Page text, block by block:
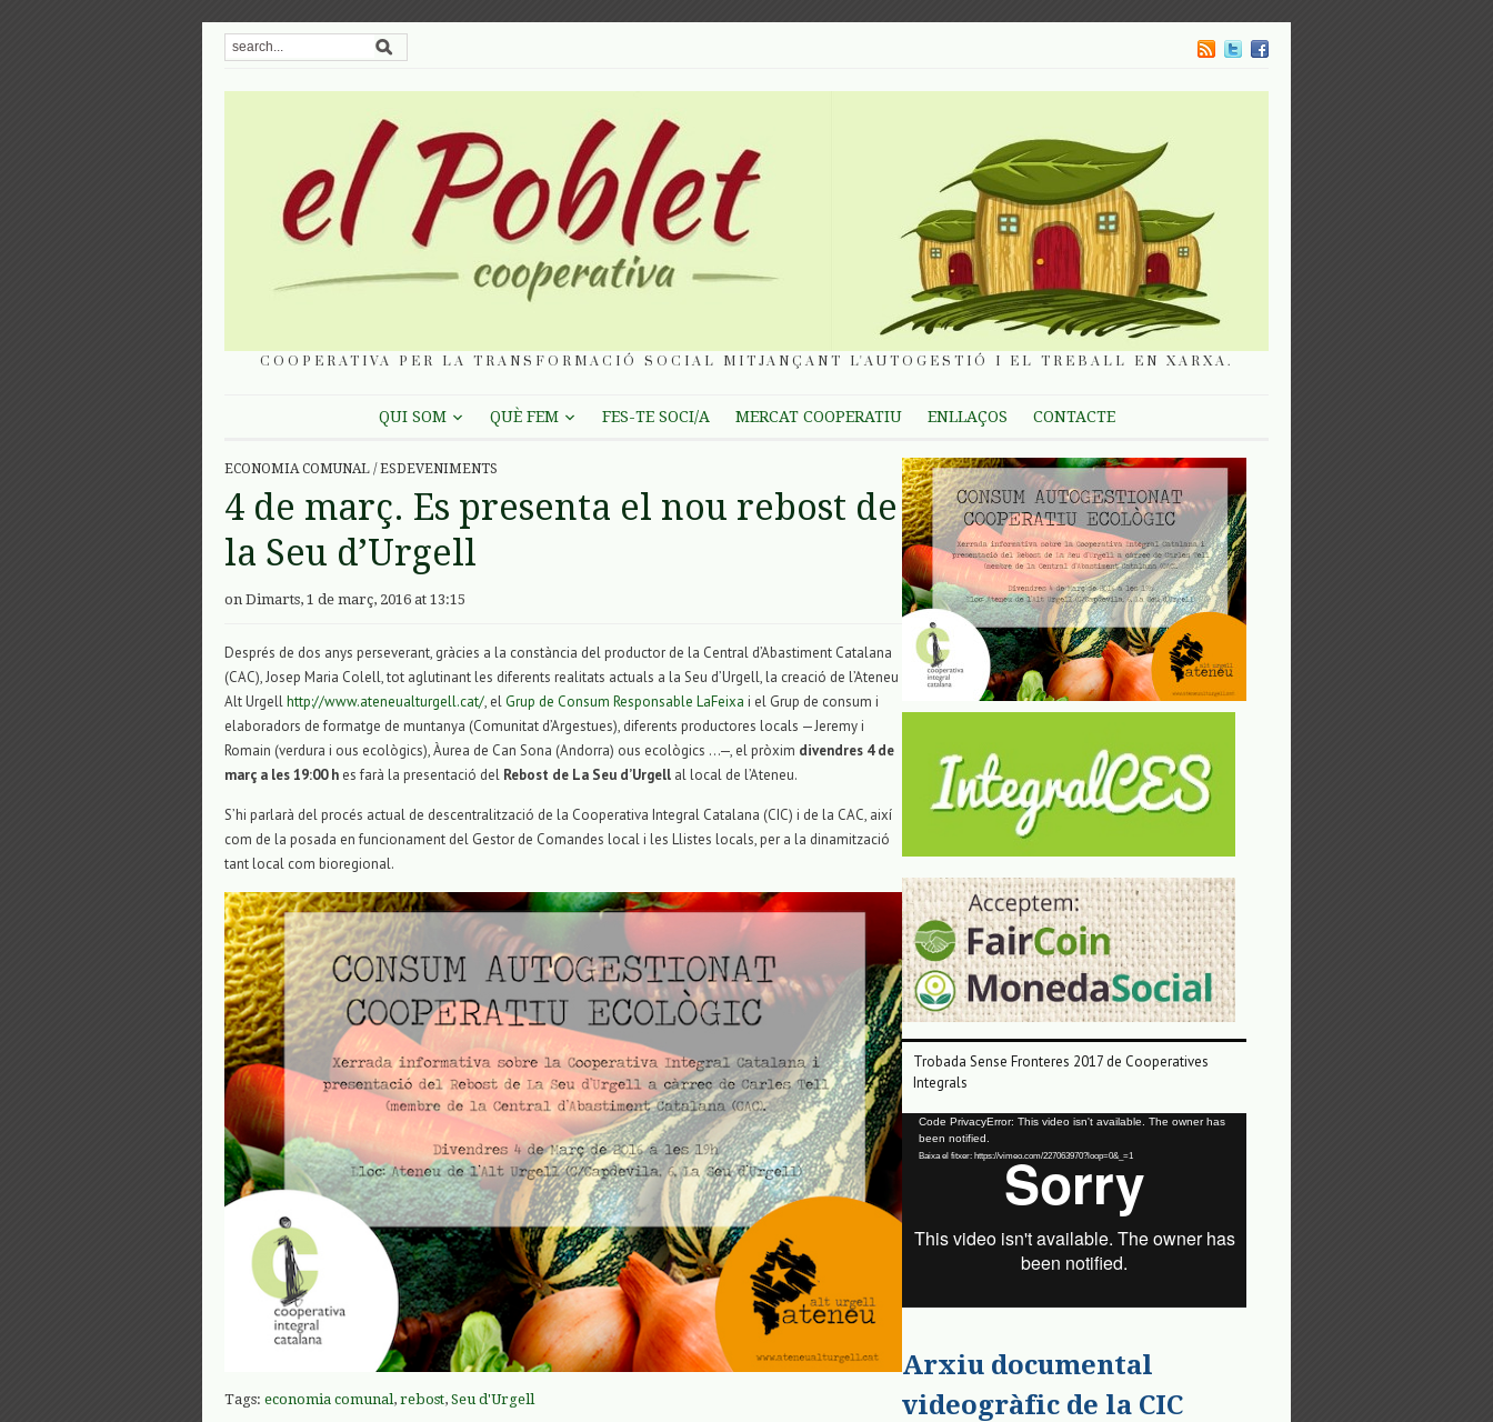
COOPERATIVA PER LA TRANSFORMACIÓ SOCIAL MITJANÇANT L'AUTOGESTIÓ I EL TREBALL EN XARXA.
QUI SOM QUÈ FEM FES-TE SOCI/A MERCAT COOPERATIU ENLLAÇOS CONTACTE
ECONOMIA COMUNAL / ESDEVENIMENTS
4 de març. Es presenta el nou rebost de
la Seu d’Urgell
on Dimarts, 1 de març, 2016 at 13:15
Després de dos anys perseverant, gràcies a la constància del productor de la Central d’Abastiment Catalana
(CAC), Josep Maria Colell, tot aglutinant les diferents realitats actuals a la Seu d’Urgell, la creació de l’Ateneu
Alt Urgellhttp://www.ateneualturgell.cat/, el Grup de Consum Responsable LaFeixa i el Grup de consum i
elaboradors de formatge de muntanya (Comunitat d’Argestues), diferents productores locals —Jeremy i
Romain (verdura i ous ecològics), Àurea de Can Sona (Andorra) ous ecològics …—, el pròxim divendres 4 de
març a les 19:00 h es farà la presentació del Rebost de La Seu d’Urgell al local de l’Ateneu.
S’hi parlarà del procés actual de descentralització de la Cooperativa Integral Catalana (CIC) i de la CAC, així
com de la posada en funcionament del Gestor de Comandes local i les Llistes locals, per a la dinamització
tant local com bioregional.
Tags: economia comunal , rebost, Seu d'Urgell
Trobada Sense Fronteres 2017 de Cooperatives
Integrals
Reproductor
de
vídeo
Code PrivacyError: This video isn't available. The owner has
been notified.
Baixa el fitxer: https://vimeo.com/227063970?loop=0&_=1
Arxiu documental
videogràfic de la CIC